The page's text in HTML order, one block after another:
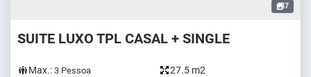
7
SUITE LUXO TPL CASAL + SINGLE
Max.: 3 Pessoa
27.5 m2